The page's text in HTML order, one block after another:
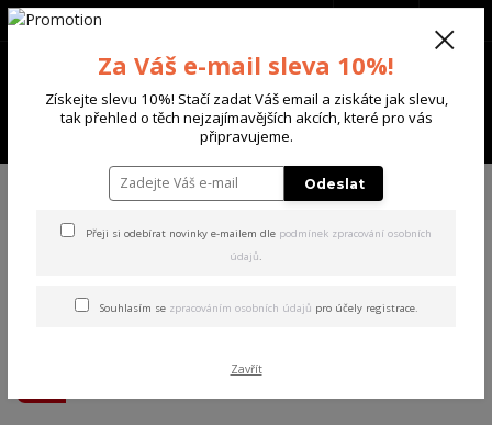
Menu
+420 702 136 620
TRIKA & TÍLKA
Yakuza pánské tričko Shot Regular T-
Shirt bone/white 2XL
Regular T-Shirt bone/white
Za Váš e-mail sleva 10%!
Získejte slevu 10%! Stačí zadat Váš email a ziskáte jak slevu,
tak přehled o těch nejzajímavějších akcích, které pro vás
připravujeme.
Odeslat
Přeji si odebírat novinky e-mailem dle podmínek zpracování osobních
údajů.
Souhlasím se zpracováním osobních údajů pro účely registrace.
Zavřít